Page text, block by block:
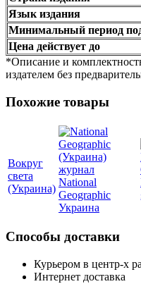
Язык издания
Минимальный период
Цена действует до
*Описание и
издателем без
Похожие товары
Вокруг
света
(Украина)
National
Geographic
Украина
Способы доставки
Курьером в центр-х
Интернет доставка